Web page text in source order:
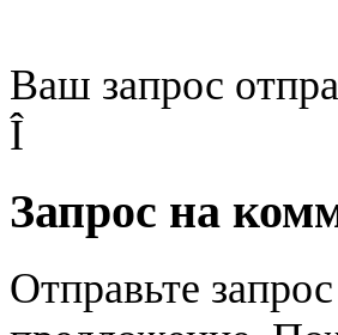
Ваш запрос
Î
Запрос на
Отправьте